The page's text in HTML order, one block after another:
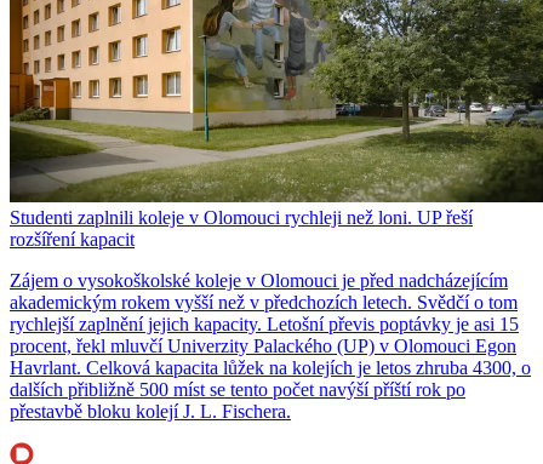
Studenti zaplnili koleje v Olomouci rychleji než loni. UP řeší
rozšíření kapacit
Zájem o vysokoškolské koleje v Olomouci je před nadcházejícím
akademickým rokem vyšší než v předchozích letech. Svědčí o tom
rychlejší zaplnění jejich kapacity. Letošní převis poptávky je asi 15
procent, řekl mluvčí Univerzity Palackého (UP) v Olomouci Egon
Havrlant. Celková kapacita lůžek na kolejích je letos zhruba 4300, o
dalších přibližně 500 míst se tento počet navýší příští rok po
přestavbě bloku kolejí J. L. Fischera.